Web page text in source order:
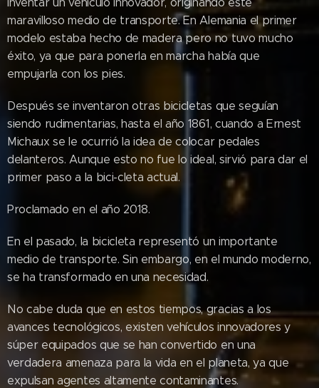
maravilloso medio de transporte. En Alemania el primer
modelo estaba hecho de madera pero no tuvo mucho
éxito, ya que para ponerla en marcha había que
empujarla con los pies.
Después se inventaron otras bicicletas que seguían
siendo rudimentarias, hasta el año 1861, cuando a Ernest
Michaux se le ocurrió la idea de colocar pedales
delanteros. Aunque esto no fue lo ideal, sirvió para dar el
primer paso a la bici-cleta actual.
Proclamado en el año 2018.
En el pasado, la bicicleta representó un importante
medio de transporte. Sin embargo, en el mundo moderno,
se ha transformado en una necesidad.
No cabe duda que en estos tiempos, gracias a los
avances tecnológicos, existen vehículos innovadores y
súper equipados que se han convertido en una
verdadera amenaza para la vida en el planeta, ya que
expulsan agentes altamente contaminantes.